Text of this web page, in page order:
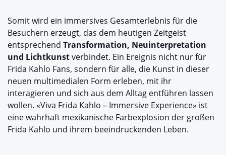
Somit wird ein immersives Gesamterlebnis für die
Besuchern erzeugt, das dem heutigen Zeitgeist
entsprechend Transformation, Neuinterpretation
und Lichtkunstverbindet. Ein Ereignis nicht nur für
Frida Kahlo Fans, sondern für alle, die Kunst in dieser
neuen multimedialen Form erleben, mit ihr
interagieren und sich aus dem Alltag entführen lassen
wollen. «Viva Frida Kahlo – Immersive Experience» ist
eine wahrhaft mexikanische Farbexplosion der großen
Frida Kahlo und ihrem beeindruckenden Leben.